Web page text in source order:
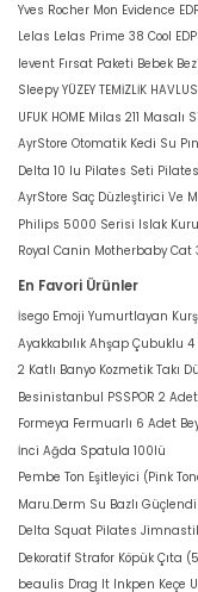
Yves Rocher Mon Evidence
Lelas Lelas Prime 38 Cool
levent Fırsat Paketi Bebek
Sleepy YÜZEY TEMİZLİK
UFUK HOME Milas 211
AyrStore Otomatik Kedi Su
Delta 10 lu Pilates Seti
AyrStore Saç Düzleştirici Ve
Philips 5000 Serisi Islak
Royal Canin Motherbaby Cat
En Favori Ürünler
İsego Emoji Yumurtlayan
Ayakkabılık Ahşap Çubuklu 4
2 Katlı Banyo Kozmetik Takı
Besinistanbul PSSPOR 2
Formeya Fermuarlı 6 Adet
İnci Ağda Spatula 100lü
Pembe Ton Eşitleyici (Pink
Maru.Derm Su Bazlı
Delta Squat Pilates
Dekoratif Strafor Köpük Çıta (5
beaulis Drag It Inkpen Keçe